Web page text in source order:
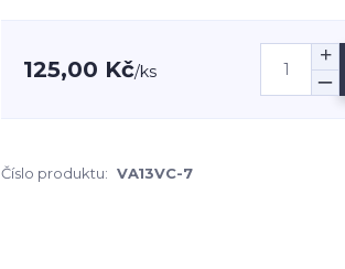
125,00 Kč/ks
Číslo produktu: VA13VC-7